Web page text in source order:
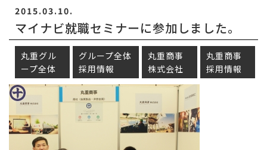
2015.03.10.
マイナビ就職セミナーに参加しました。
丸重グル
ープ全体
グループ全体
採用情報
丸重商事
株式会社
丸重商事
採用情報